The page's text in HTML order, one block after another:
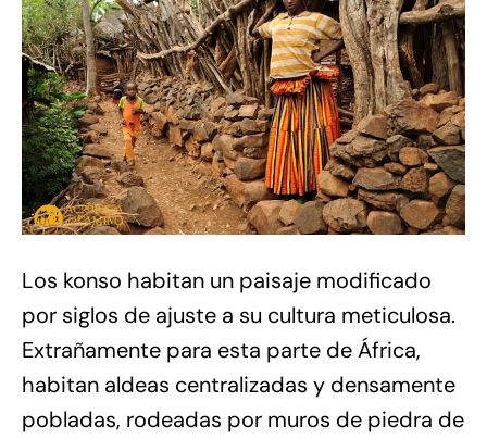
Los konso habitan un paisaje modificado
por siglos de ajuste a su cultura meticulosa.
Extrañamente para esta parte de África,
habitan aldeas centralizadas y densamente
pobladas, rodeadas por muros de piedra de